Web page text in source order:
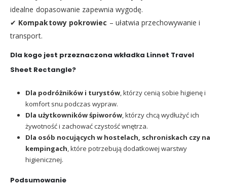
idealne dopasowanie zapewnia wygodę.
✔ Kompaktowy pokrowiec – ułatwia przechowywanie i
transport.
Dla kogo jest przeznaczona wkładka Linnet Travel
Sheet Rectangle?
Dla podróżników i turystów, którzy cenią sobie higienę i
komfort snu podczas wypraw.
Dla użytkowników śpiworów, którzy chcą wydłużyć ich
żywotność i zachować czystość wnętrza.
Dla osób nocujących w hostelach, schroniskach czy na
kempingach, które potrzebują dodatkowej warstwy
higienicznej.
Podsumowanie